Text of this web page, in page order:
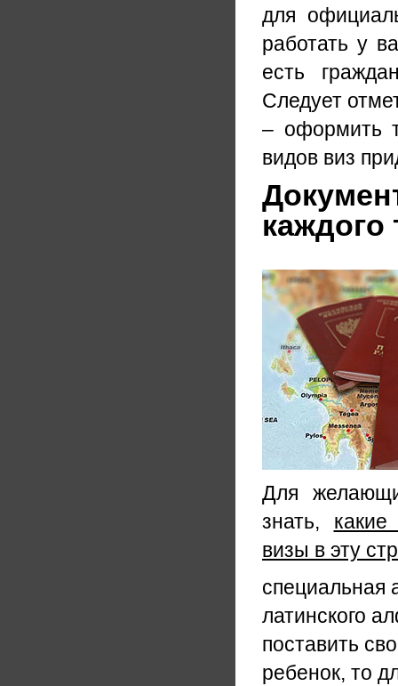
для
работать у
есть
Следует
– оформить
видов виз
каждого
Для
знать,
визы в эту
специальная
латинского
поставить
ребенок, то